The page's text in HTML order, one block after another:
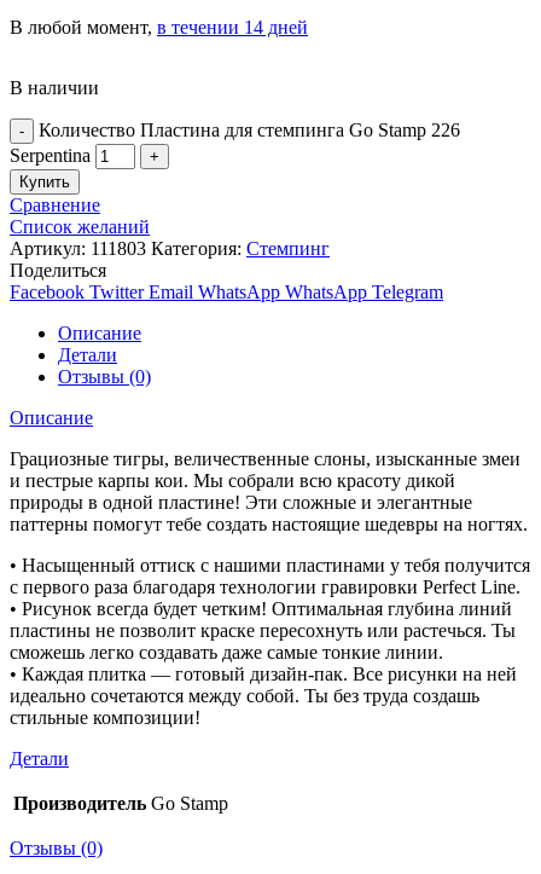
В любой момент, в течении 14 дней
В наличии
Количество Пластина для стемпинга Go Stamp 226
Serpentina
Купить
Сравнение
Список желаний
Артикул: 111803 Категория: Стемпинг
Поделиться
Facebook Twitter Email WhatsApp WhatsApp Telegram
Описание
Детали
Отзывы (0)
Описание
Грациозные тигры, величественные слоны, изысканные змеи
и пестрые карпы кои. Мы собрали всю красоту дикой
природы в одной пластине! Эти сложные и элегантные
паттерны помогут тебе создать настоящие шедевры на ногтях.
• Насыщенный оттиск с нашими пластинами у тебя получится
с первого раза благодаря технологии гравировки Perfect Line.
• Рисунок всегда будет четким! Оптимальная глубина линий
пластины не позволит краске пересохнуть или растечься. Ты
сможешь легко создавать даже самые тонкие линии.
• Каждая плитка — готовый дизайн-пак. Все рисунки на ней
идеально сочетаются между собой. Ты без труда создашь
стильные композиции!
Детали
Производитель Go Stamp
Отзывы (0)